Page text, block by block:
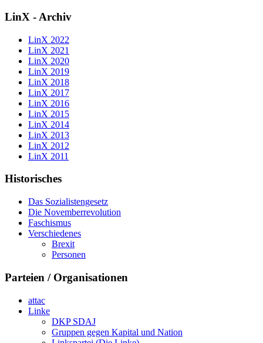
LinX - Archiv
LinX 2022
LinX 2021
LinX 2020
LinX 2019
LinX 2018
LinX 2017
LinX 2016
LinX 2015
LinX 2014
LinX 2013
LinX 2012
LinX 2011
Historisches
Das Sozialistengesetz
Die Novemberrevolution
Faschismus
Verschiedenes
Brexit
Personen
Parteien / Organisationen
attac
Linke
DKP SDAJ
Gruppen gegen Kapital und Nation